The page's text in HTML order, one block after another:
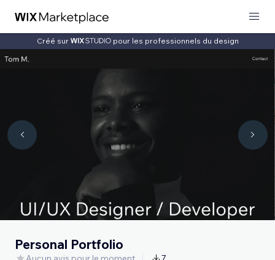
Créé sur pour les professionnels du design
Personal Portfolio